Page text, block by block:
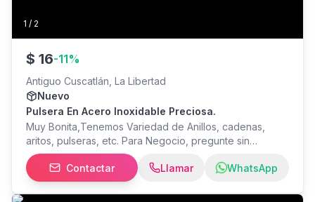
1 / 2
$ 16-11%
Antiguo Cuscatlán, La Libertad
Nuevo
Pulsera En Acero Inoxidable Preciosa.
Muy Bonita,Tenemos Variedad de Anillos, cadenas,
aritos, pulseras, etc. Para Negocio, pregunte sin
compromiso, se hacen envíos.
Contactar
Llamar WhatsApp